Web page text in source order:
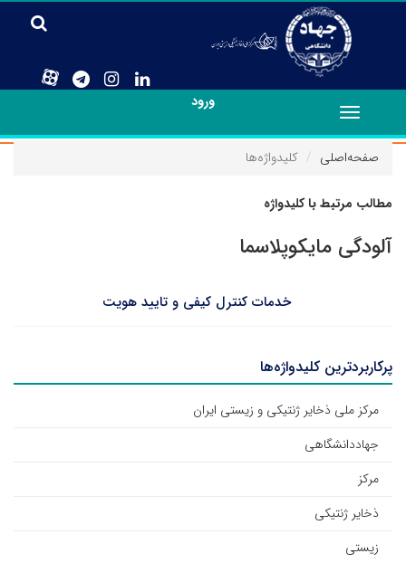
ورود
Toggle
navigation
صفحه‌اصلی
کلیدواژه‌ها
مطالب مرتبط با کلیدواژه
آلودگی مایکوپلاسما
خدمات کنترل کیفی و تایید هویت
پرکاربردترین کلیدواژه‌ها
مرکز ملی ذخایر ژنتیکی و زیستی ایران
جهاددانشگاهی
مرکز
ذخایر ژنتیکی
زیستی